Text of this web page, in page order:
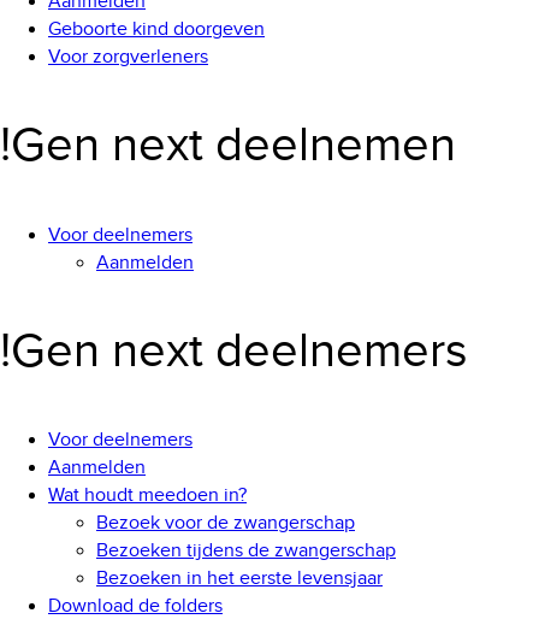
Geboorte kind doorgeven
Voor zorgverleners
!Gen next deelnemen
Voor deelnemers
Aanmelden
!Gen next deelnemers
Voor deelnemers
Aanmelden
Wat houdt meedoen in?
Bezoek voor de zwangerschap
Bezoeken tijdens de zwangerschap
Bezoeken in het eerste levensjaar
Download de folders